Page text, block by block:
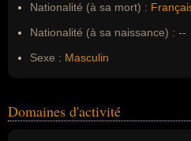
Nationalité (à sa mort) :
Nationalité (à sa naissance) : --
Sexe : Masculin
Domaines d'activité